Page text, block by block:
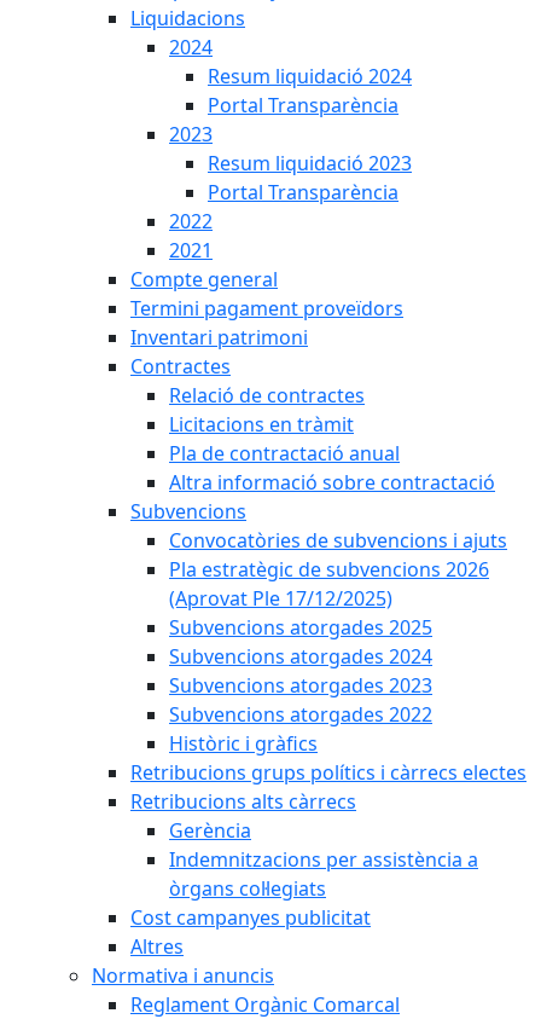
Liquidacions
2024
Resum liquidació 2024
Portal Transparència
2023
Resum liquidació 2023
Portal Transparència
2022
2021
Compte general
Termini pagament proveïdors
Inventari patrimoni
Contractes
Relació de contractes
Licitacions en tràmit
Pla de contractació anual
Altra informació sobre contractació
Subvencions
Convocatòries de subvencions i ajuts
Pla estratègic de subvencions 2026
(Aprovat Ple 17/12/2025)
Subvencions atorgades 2025
Subvencions atorgades 2024
Subvencions atorgades 2023
Subvencions atorgades 2022
Històric i gràfics
Retribucions grups polítics i càrrecs electes
Retribucions alts càrrecs
Gerència
Indemnitzacions per assistència a
òrgans col·legiats
Cost campanyes publicitat
Altres
Normativa i anuncis
Reglament Orgànic Comarcal